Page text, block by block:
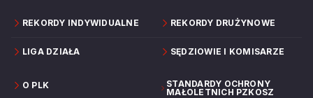
REKORDY INDYWIDUALNE REKORDY DRUŻYNOWE
LIGA DZIAŁA SĘDZIOWIE I KOMISARZE
O PLK
STANDARDY OCHRONY
MAŁOLETNICH PZKOSZ